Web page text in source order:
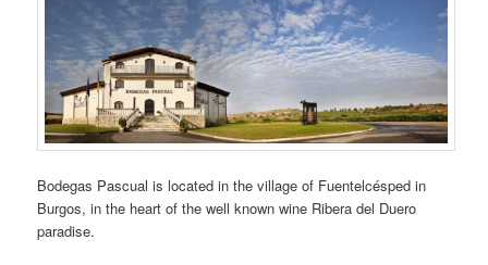
Bodegas Pascual is located in the village of Fuentelcésped in
Burgos, in the heart of the well known wine Ribera del Duero
paradise.